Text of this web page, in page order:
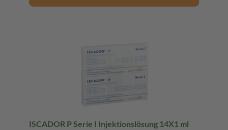
ISCADOR P Serie I Injektionslösung 14X1 ml